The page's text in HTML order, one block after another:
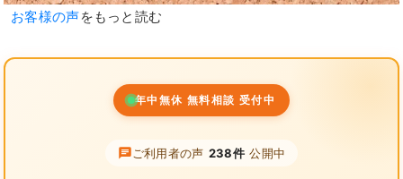
お客様の声をもっと読む
年中無休 無料相談 受付中
ご利用者の声 238件 公開中